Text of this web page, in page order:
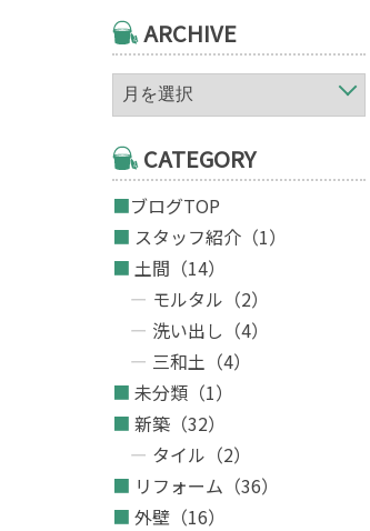
ARCHIVE
CATEGORY
ブログTOP
スタッフ紹介（1）
土間（14）
モルタル（2）
洗い出し（4）
三和土（4）
未分類（1）
新築（32）
タイル（2）
リフォーム（36）
外壁（16）